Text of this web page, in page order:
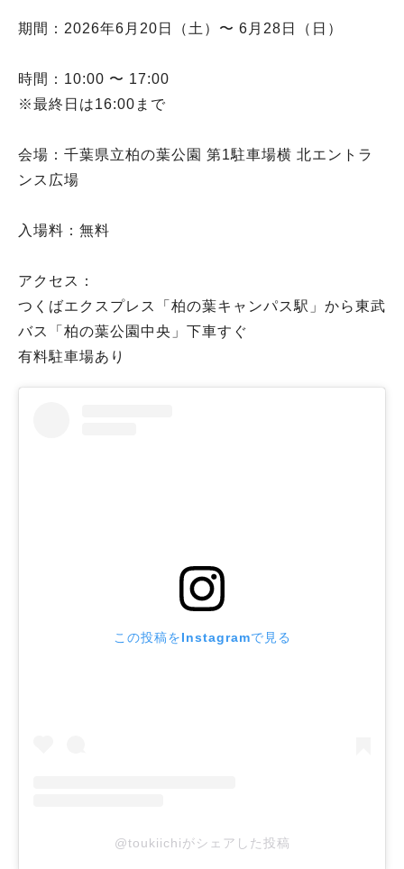
期間：2026年6月20日（土）〜 6月28日（日）
時間：10:00 〜 17:00
※最終日は16:00まで
会場：千葉県立柏の葉公園 第1駐車場横 北エントラ
ンス広場
入場料：無料
アクセス：
つくばエクスプレス「柏の葉キャンパス駅」から東武
バス「柏の葉公園中央」下車すぐ
有料駐車場あり
この投稿をInstagramで見る
@toukiichiがシェアした投稿